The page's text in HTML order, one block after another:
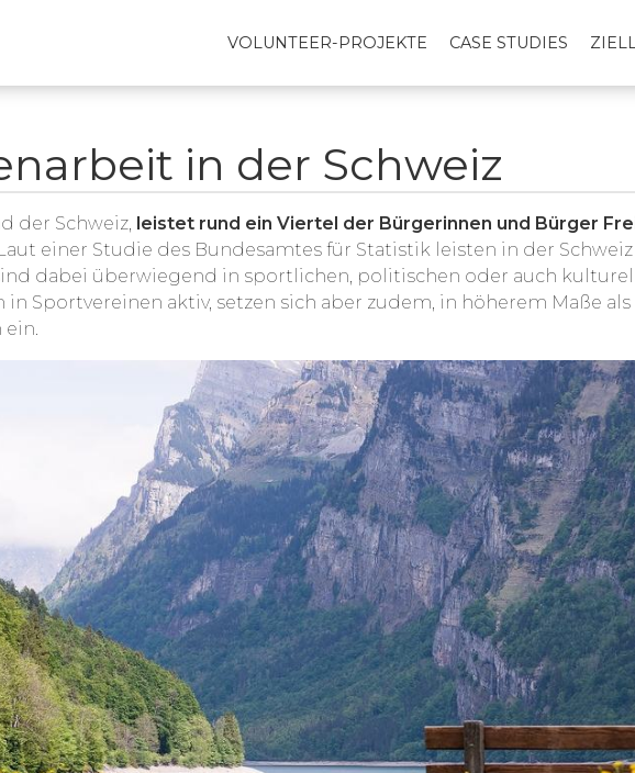
VOLUNTEER-PROJEKTE CASE STUDIES
in der Schweiz
der Schweiz, leistet rund ein Viertel der Bürgerinnen und Bürger
einer Studie des Bundesamtes für Statistik leisten in der
dabei überwiegend in sportlichen, politischen oder auch
in Sportvereinen aktiv, setzen sich aber zudem, in höherem Maße